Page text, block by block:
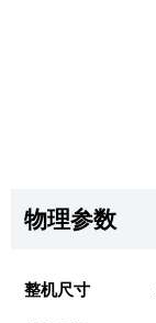
物理参数
整机尺寸